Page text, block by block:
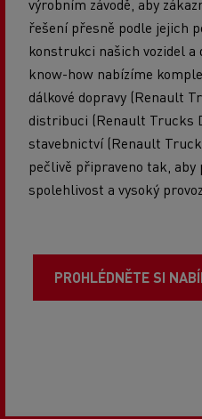
výrobním závodě, aby
řešení přesně podle jejich
konstrukci našich vozidel
know-how nabízíme
dálkové dopravy (Renault
distribuci (Renault Trucks
stavebnictví (Renault
pečlivě připraveno tak, aby
spolehlivost a vysoký
PROHLÉDNĚTE SI